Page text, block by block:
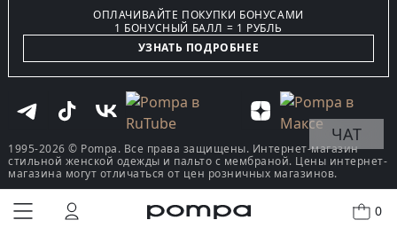
0
КУПИТЬ В ОДИН КЛИК
ОПЛАЧИВАЙТЕ ПОКУПКИ БОНУСАМИ
1 БОНУСНЫЙ БАЛЛ = 1 РУБЛЬ
УЗНАТЬ ПОДРОБНЕЕ
1995-2026 © Pompa. Все права защищены. Интернет-магазин
стильной женской одежды и пальто с мембраной. Цены интернет-
магазина могут отличаться от цен розничных магазинов.
ЧАТ